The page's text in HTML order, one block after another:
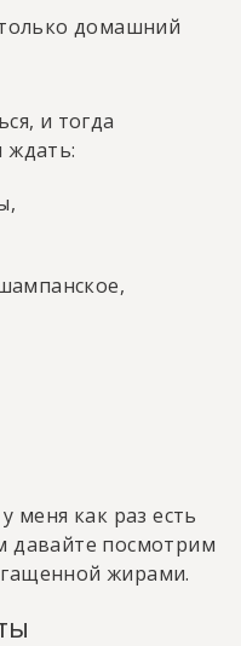
домашний
и тогда
ждать:
меня как раз есть
давайте посмотрим
жирами.